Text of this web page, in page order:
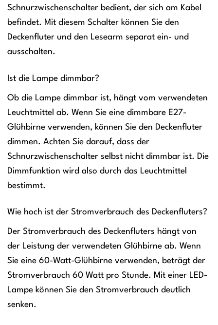
Schnurzwischenschalter bedient, der sich am Kabel
befindet. Mit diesem Schalter können Sie den
Deckenfluter und den Lesearm separat ein- und
ausschalten.
Ist die Lampe dimmbar?
Ob die Lampe dimmbar ist, hängt vom verwendeten
Leuchtmittel ab. Wenn Sie eine dimmbare E27-
Glühbirne verwenden, können Sie den Deckenfluter
dimmen. Achten Sie darauf, dass der
Schnurzwischenschalter selbst nicht dimmbar ist. Die
Dimmfunktion wird also durch das Leuchtmittel
bestimmt.
Wie hoch ist der Stromverbrauch des Deckenfluters?
Der Stromverbrauch des Deckenfluters hängt von
der Leistung der verwendeten Glühbirne ab. Wenn
Sie eine 60-Watt-Glühbirne verwenden, beträgt der
Stromverbrauch 60 Watt pro Stunde. Mit einer LED-
Lampe können Sie den Stromverbrauch deutlich
senken.